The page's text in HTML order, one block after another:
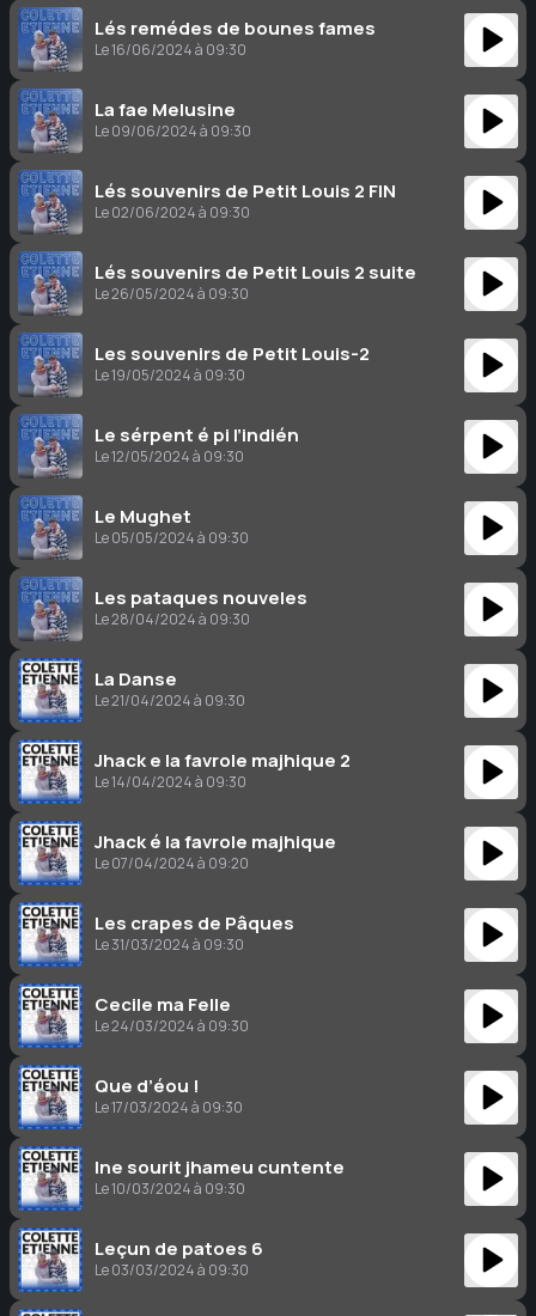
Lés remédes de bounes fames
Le 16/06/2024 à 09:30
La fae Melusine
Le 09/06/2024 à 09:30
Lés souvenirs de Petit Louis 2 FIN
Le 02/06/2024 à 09:30
Lés souvenirs de Petit Louis 2 suite
Le 26/05/2024 à 09:30
Les souvenirs de Petit Louis-2
Le 19/05/2024 à 09:30
Le sérpent é pi l’indién
Le 12/05/2024 à 09:30
Le Mughet
Le 05/05/2024 à 09:30
Les pataques nouveles
Le 28/04/2024 à 09:30
La Danse
Le 21/04/2024 à 09:30
Jhack e la favrole majhique 2
Le 14/04/2024 à 09:30
Jhack é la favrole majhique
Le 07/04/2024 à 09:20
Les crapes de Pâques
Le 31/03/2024 à 09:30
Cecile ma Felle
Le 24/03/2024 à 09:30
Que d’éou !
Le 17/03/2024 à 09:30
Ine sourit jhameu cuntente
Le 10/03/2024 à 09:30
Leçun de patoes 6
Le 03/03/2024 à 09:30